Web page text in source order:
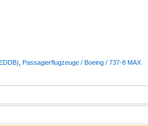
Passagierflugzeuge / Boeing / 737-8 MAX